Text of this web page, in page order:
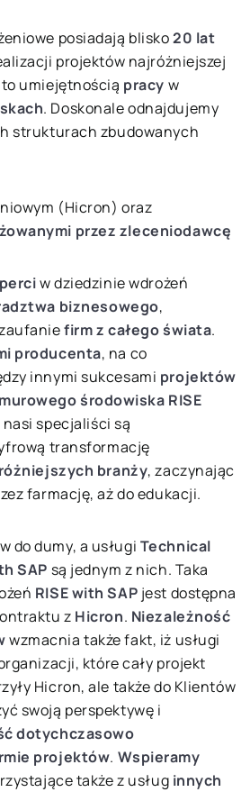
posiadają blisko20 lat
projektów najróżniejszej
to umiejętnością pracy w
. Doskonale odnajdujemy
strukturach zbudowanych
(Hicron) oraz
przez zleceniodawcę
w dziedzinie wdrożeń
biznesowego,
firm z całego świata.
producenta, na co
innymi sukcesami projektów
środowiska RISE
nasi specjaliści są
transformację
branży, zaczynając
farmację, aż do edukacji.
do dumy, a usługi Technical
SAP są jednym z nich. Taka
RISE with SAP jest dostępna
z Hicron. Niezależność
wzmacnia także fakt, iż usługi
które cały projekt
Hicron, ale także do Klientów
swoją perspektywę i
dotychczasowo
projektów. Wspieramy
także z usług innych